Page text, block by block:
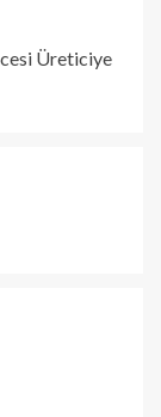
Üreticiye